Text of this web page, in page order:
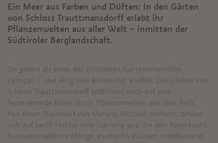
Ein Meer aus Farben und Düften: In den Gärten
von Schloss Trauttmansdorff erlebt ihr
Pflanzenwelten aus aller Welt – inmitten der
Südtiroler Berglandschaft.
Sie gelten als eines der schönsten Gartenensembles
Europas – und als grüne Bühne der Vielfalt: Die Gärten von
Schloss Trauttmansdorff entführen euch auf eine
faszinierende Reise durch Pflanzenwelten aus aller Welt.
Nur einen Steinwurf von Merans Altstadt entfernt, breitet
sich auf zwölf Hektar eine Szenerie aus, die den Atem raubt:
Sonnenverwöhnte Hänge, exotische Blumen, mediterrane